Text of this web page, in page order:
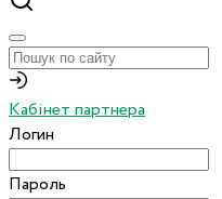
Кабінет партнера
Логин
Пароль